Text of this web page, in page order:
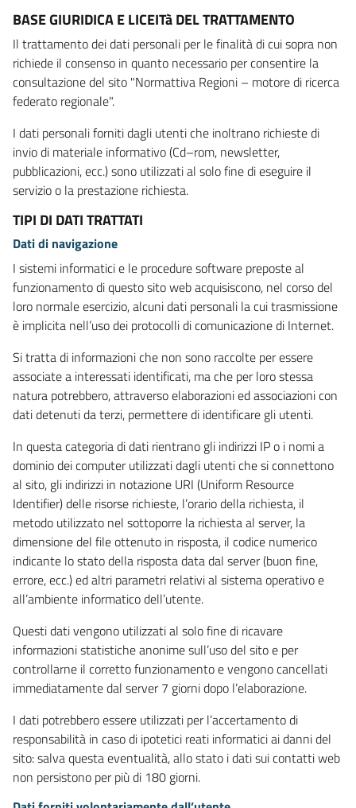
BASE GIURIDICA E LICEITà DEL TRATTAMENTO
Il trattamento dei dati personali per le finalità di cui sopra non
richiede il consenso in quanto necessario per consentire la
consultazione del sito "Normattiva Regioni – motore di ricerca
federato regionale".
I dati personali forniti dagli utenti che inoltrano richieste di
invio di materiale informativo (Cd–rom, newsletter,
pubblicazioni, ecc.) sono utilizzati al solo fine di eseguire il
servizio o la prestazione richiesta.
TIPI DI DATI TRATTATI
Dati di navigazione
I sistemi informatici e le procedure software preposte al
funzionamento di questo sito web acquisiscono, nel corso del
loro normale esercizio, alcuni dati personali la cui trasmissione
è implicita nell’uso dei protocolli di comunicazione di Internet.
Si tratta di informazioni che non sono raccolte per essere
associate a interessati identificati, ma che per loro stessa
natura potrebbero, attraverso elaborazioni ed associazioni con
dati detenuti da terzi, permettere di identificare gli utenti.
In questa categoria di dati rientrano gli indirizzi IP o i nomi a
dominio dei computer utilizzati dagli utenti che si connettono
al sito, gli indirizzi in notazione URI (Uniform Resource
Identifier) delle risorse richieste, l’orario della richiesta, il
metodo utilizzato nel sottoporre la richiesta al server, la
dimensione del file ottenuto in risposta, il codice numerico
indicante lo stato della risposta data dal server (buon fine,
errore, ecc.) ed altri parametri relativi al sistema operativo e
all’ambiente informatico dell’utente.
Questi dati vengono utilizzati al solo fine di ricavare
informazioni statistiche anonime sull’uso del sito e per
controllarne il corretto funzionamento e vengono cancellati
immediatamente dal server 7 giorni dopo l’elaborazione.
I dati potrebbero essere utilizzati per l’accertamento di
responsabilità in caso di ipotetici reati informatici ai danni del
sito: salva questa eventualità, allo stato i dati sui contatti web
non persistono per più di 180 giorni.